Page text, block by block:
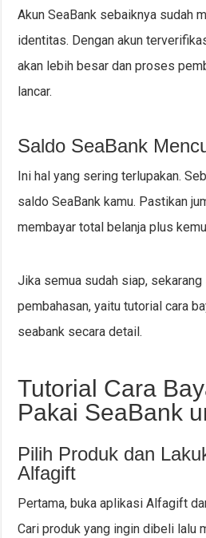
Akun SeaBank sebaiknya sudah
identitas. Dengan akun
akan lebih besar dan proses
lancar.
Saldo SeaBank
Ini hal yang sering terlupakan.
saldo SeaBank kamu. Pastikan
membayar total belanja plus
Jika semua sudah siap,
pembahasan, yaitu tutorial cara
seabank secara detail.
Tutorial Cara
Pakai SeaBank
Pilih Produk dan
Alfagift
Pertama, buka aplikasi Alfagift
Cari produk yang ingin dibeli lalu